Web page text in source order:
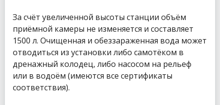
За счёт увеличенной высоты станции объём
приёмной камеры не изменяется и составляет
1500 л. Очищенная и обеззараженная вода может
отводиться из установки либо самотёком в
дренажный колодец, либо насосом на рельеф
или в водоём (имеются все сертификаты
соответствия).